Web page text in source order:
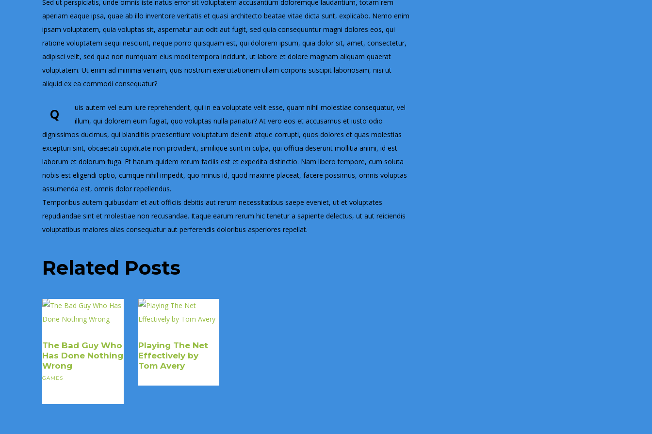
Sed ut perspiciatis, unde omnis iste natus error sit voluptatem accusantium doloremque laudantium, totam rem
aperiam eaque ipsa, quae ab illo inventore veritatis et quasi architecto beatae vitae dicta sunt, explicabo. Nemo enim
ipsam voluptatem, quia voluptas sit, aspernatur aut odit aut fugit, sed quia consequuntur magni dolores eos, qui
ratione voluptatem sequi nesciunt, neque porro quisquam est, qui dolorem ipsum, quia dolor sit, amet, consectetur,
adipisci velit, sed quia non numquam eius modi tempora incidunt, ut labore et dolore magnam aliquam quaerat
voluptatem. Ut enim ad minima veniam, quis nostrum exercitationem ullam corporis suscipit laboriosam, nisi ut
aliquid ex ea commodi consequatur?
Q
uis autem vel eum iure reprehenderit, qui in ea voluptate velit esse, quam nihil molestiae consequatur, vel
illum, qui dolorem eum fugiat, quo voluptas nulla pariatur? At vero eos et accusamus et iusto odio
dignissimos ducimus, qui blanditiis praesentium voluptatum deleniti atque corrupti, quos dolores et quas molestias
excepturi sint, obcaecati cupiditate non provident, similique sunt in culpa, qui officia deserunt mollitia animi, id est
laborum et dolorum fuga. Et harum quidem rerum facilis est et expedita distinctio. Nam libero tempore, cum soluta
nobis est eligendi optio, cumque nihil impedit, quo minus id, quod maxime placeat, facere possimus, omnis voluptas
assumenda est, omnis dolor repellendus.
Temporibus autem quibusdam et aut officiis debitis aut rerum necessitatibus saepe eveniet, ut et voluptates
repudiandae sint et molestiae non recusandae. Itaque earum rerum hic tenetur a sapiente delectus, ut aut reiciendis
voluptatibus maiores alias consequatur aut perferendis doloribus asperiores repellat.
Related Posts
The Bad Guy Who
Has Done Nothing
Wrong
GAMES
Playing The Net
Effectively by
Tom Avery